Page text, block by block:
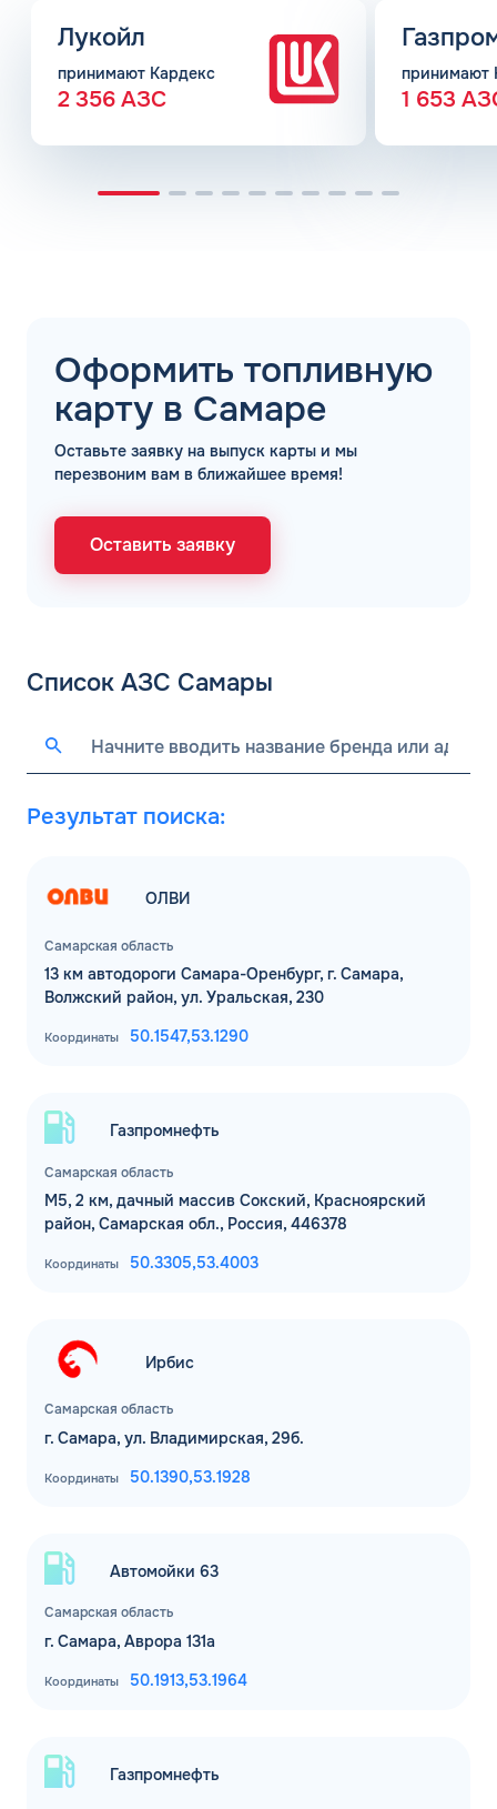
Лукойл
принимают Кардекс
2 356 АЗС
принимают
1 653
Оформить топливную
карту в Самаре
Оставьте заявку на выпуск карты и мы
перезвоним вам в ближайшее время!
Оставить заявку
Список АЗС Самары
Результат поиска:
Самарская область
ОЛВИ
13 км автодороги Самара-Оренбург, г. Самара,
Волжский район, ул. Уральская, 230
Координаты 50.1547,53.1290
Самарская область
Газпромнефть
M5, 2 км, дачный массив Сокский, Красноярский
район, Самарская обл., Россия, 446378
Координаты 50.3305,53.4003
Самарская область
Ирбис
г. Самара, ул. Владимирская, 29б.
Координаты 50.1390,53.1928
Самарская область
Автомойки 63
г. Самара, Аврора 131а
Координаты 50.1913,53.1964
Газпромнефть
ЗАКАЗАТЬ
ОБРАТНЫЙ ЗВОНОК
Имя*
Email*
Спасибо! Ваша заявка принята.
Мы свяжемся с Вами в ближайшее
время